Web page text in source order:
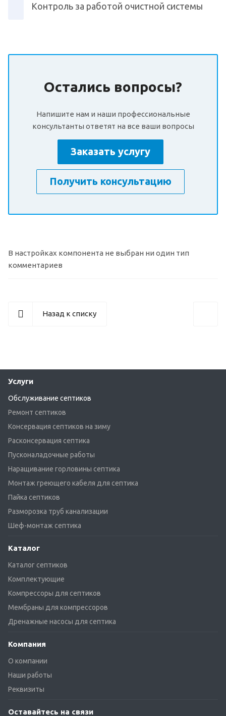
Контроль за работой очистной системы
Остались вопросы?
Напишите нам и наши профессиональные
консультанты ответят на все ваши вопросы
Заказать услугу
Получить консультацию
В настройках компонента не выбран ни один тип
комментариев
Назад к списку
Услуги
Обслуживание септиков
Ремонт септиков
Консервация септиков на зиму
Расконсервация септика
Пусконаладочные работы
Наращивание горловины септика
Монтаж греющего кабеля для септика
Пайка септиков
Разморозка труб канализации
Шеф-монтаж септика
Каталог
Каталог септиков
Комплектующие
Компрессоры для септиков
Мембраны для компрессоров
Дренажные насосы для септика
Компания
О компании
Наши работы
Реквизиты
Оставайтесь на связи